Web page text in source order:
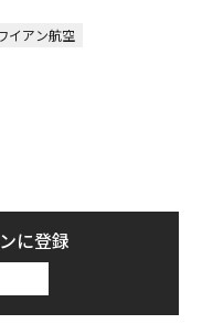
イアン航空
に登録